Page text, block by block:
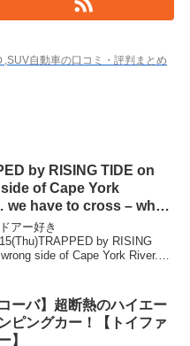
自動車の口コミ・評判まとめ
by RISING TIDE on
of Cape York
we have to cross – what
next?
アー好き
by RISING
side of Cape York River...
コーバ】超断熱のハイエー
ピングカー！【トイファ
】